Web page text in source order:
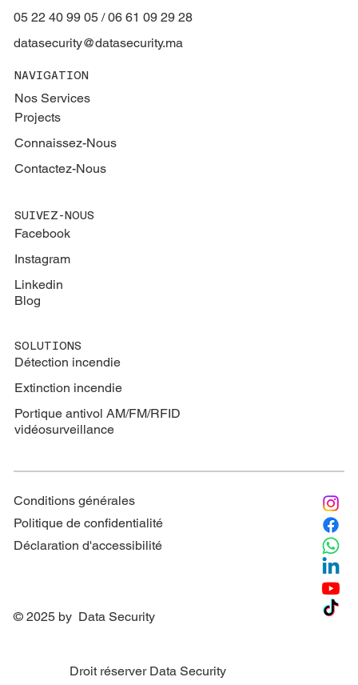
05 22 40 99 05 / 06 61 09 29 28
datasecurity@datasecurity.ma
NAVIGATION
Nos Services
Projects
Connaissez-Nous
Contactez-Nous
SUIVEZ-NOUS
Facebook
Instagram
Linkedin
Blog
SOLUTIONS
Détection incendie
Extinction incendie
Portique antivol AM/FM/RFID
vidéosurveillance
Conditions générales
Politique de confidentialité
Déclaration d'accessibilité
© 2025 by Data Security
Droit réserver Data Security